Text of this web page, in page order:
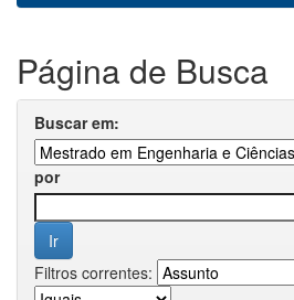
Página de Busca
Buscar em:
por
Filtros correntes: